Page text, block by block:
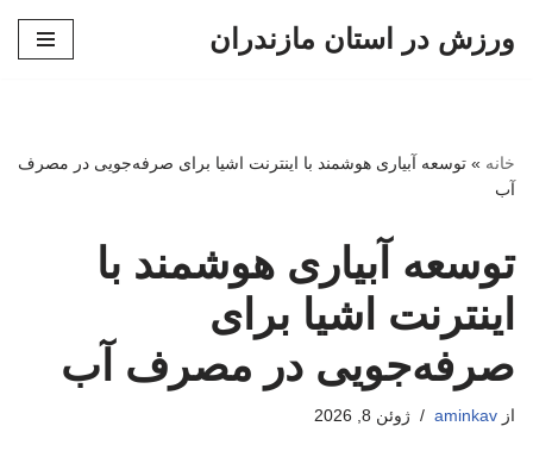
ورزش در استان مازندران
خانه » توسعه آبیاری هوشمند با اینترنت اشیا برای صرفه‌جویی در مصرف
آب
توسعه آبیاری هوشمند با
اینترنت اشیا برای
صرفه‌جویی در مصرف آب
از aminkav ژوئن 8, 2026